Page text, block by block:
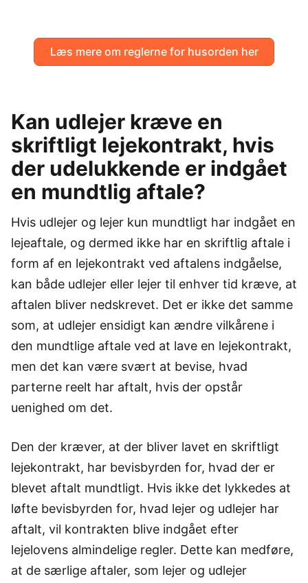
Læs mere om reglerne for husorden her
Kan udlejer kræve en
skriftligt lejekontrakt, hvis
der udelukkende er indgået
en mundtlig aftale?
Hvis udlejer og lejer kun mundtligt har indgået en
lejeaftale, og dermed ikke har en skriftlig aftale i
form af en lejekontrakt ved aftalens indgåelse,
kan både udlejer eller lejer til enhver tid kræve, at
aftalen bliver nedskrevet. Det er ikke det samme
som, at udlejer ensidigt kan ændre vilkårene i
den mundtlige aftale ved at lave en lejekontrakt,
men det kan være svært at bevise, hvad
parterne reelt har aftalt, hvis der opstår
uenighed om det.
Den der kræver, at der bliver lavet en skriftligt
lejekontrakt, har bevisbyrden for, hvad der er
blevet aftalt mundtligt. Hvis ikke det lykkedes at
løfte bevisbyrden for, hvad lejer og udlejer har
aftalt, vil kontrakten blive indgået efter
lejelovens almindelige regler. Dette kan medføre,
at de særlige aftaler, som lejer og udlejer